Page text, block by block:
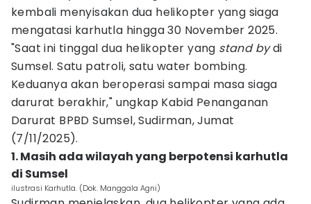
kembali menyisakan dua helikopter yang siaga
mengatasi karhutla hingga 30 November 2025.
"Saat ini tinggal dua helikopter yang stand bydi
Sumsel. Satu patroli, satu water bombing.
Keduanya akan beroperasi sampai masa siaga
darurat berakhir," ungkap Kabid Penanganan
Darurat BPBD Sumsel, Sudirman, Jumat
(7/11/2025).
1. Masih ada wilayah yang berpotensi karhutla
di Sumsel
ilustrasi Karhutla. (Dok. Manggala Agni)